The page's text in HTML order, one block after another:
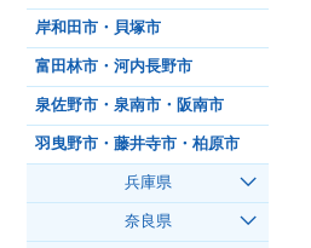
岸和田市・貝塚市
富田林市・河内長野市
泉佐野市・泉南市・阪南市
羽曳野市・藤井寺市・柏原市
兵庫県
奈良県